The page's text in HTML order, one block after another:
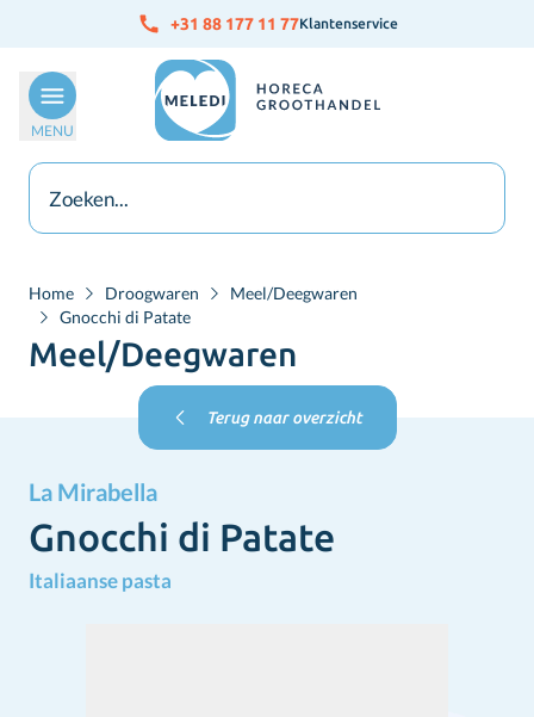
Ga naar de inhoud +31 88 177 11 77Klantenservice
MENU
Home Droogwaren
Meel/Deegwaren
Gnocchi di Patate
Meel/Deegwaren
Terug naar overzicht
La Mirabella
Gnocchi di Patate
Italiaanse pasta